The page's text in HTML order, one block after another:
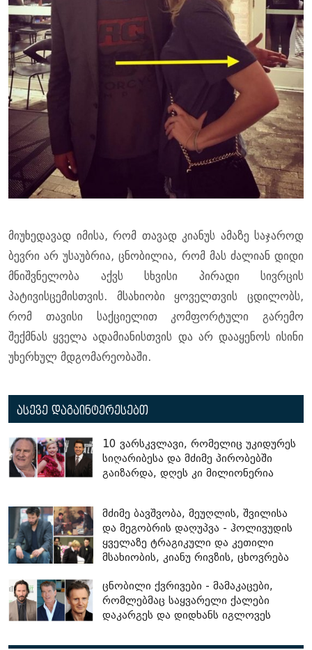
მიუხედავად იმისა, რომ თავად კიანუს ამაზე საჯაროდ
ბევრი არ უსაუბრია, ცნობილია, რომ მას ძალიან დიდი
მნიშვნელობა აქვს სხვისი პირადი სივრცის
პატივისცემისთვის. მსახიობი ყოველთვის ცდილობს,
რომ თავისი საქციელით კომფორტული გარემო
შექმნას ყველა ადამიანისთვის და არ დააყენოს ისინი
უხერხულ მდგომარეობაში.
ასევე დაგაინტერესებთ
10 ვარსკვლავი, რომელიც უკიდურეს
სიღარიბესა და მძიმე პირობებში
გაიზარდა, დღეს კი მილიონერია
მძიმე ბავშვობა, მეუღლის, შვილისა
და მეგობრის დაღუპვა - ჰოლივუდის
ყველაზე ტრაგიკული და კეთილი
მსახიობის, კიანუ რივზის, ცხოვრება
ცნობილი ქვრივები - მამაკაცები,
რომლებმაც საყვარელი ქალები
დაკარგეს და დიდხანს იგლოვეს